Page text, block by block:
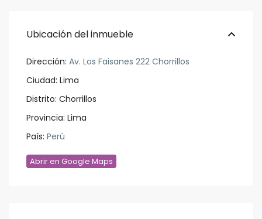
Ubicación del inmueble
Dirección: Av. Los Faisanes 222 Chorrillos
Ciudad: Lima
Distrito: Chorrillos
Provincia: Lima
País: Perú
Abrir en Google Maps